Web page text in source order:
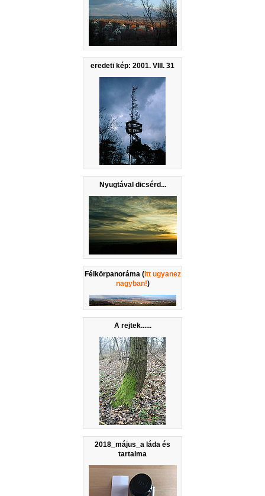
eredeti kép: 2001. VIII. 31
Nyugtával dicsérd...
Félkörpanoráma (Itt ugyanez
nagyban!)
A rejtek......
2018_május_a láda és
tartalma